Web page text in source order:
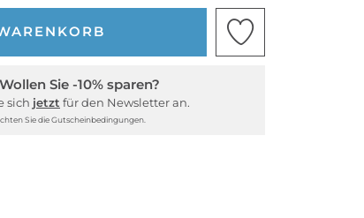
Wollen Sie -10% sparen?
sich jetzt für den Newsletter an.
Sie die Gutscheinbedingungen.